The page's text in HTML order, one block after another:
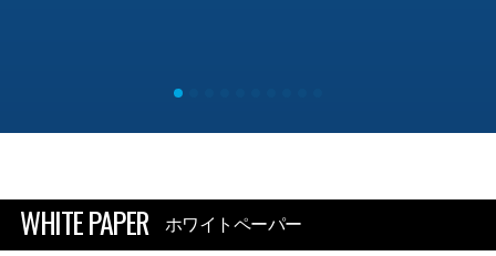
WHITE PAPER ホワイトペーパー